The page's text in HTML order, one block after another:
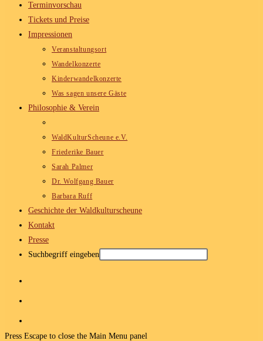
Terminvorschau
Tickets und Preise
Impressionen
Veranstaltungsort
Wandelkonzerte
Kinderwandelkonzerte
Was sagen unsere Gäste
Philosophie & Verein
WaldKulturScheune e.V.
Friederike Bauer
Sarah Palmer
Dr. Wolfgang Bauer
Barbara Ruff
Geschichte der Waldkulturscheune
Kontakt
Presse
Suchbegriff eingeben
Press Escape to close the Main Menu panel